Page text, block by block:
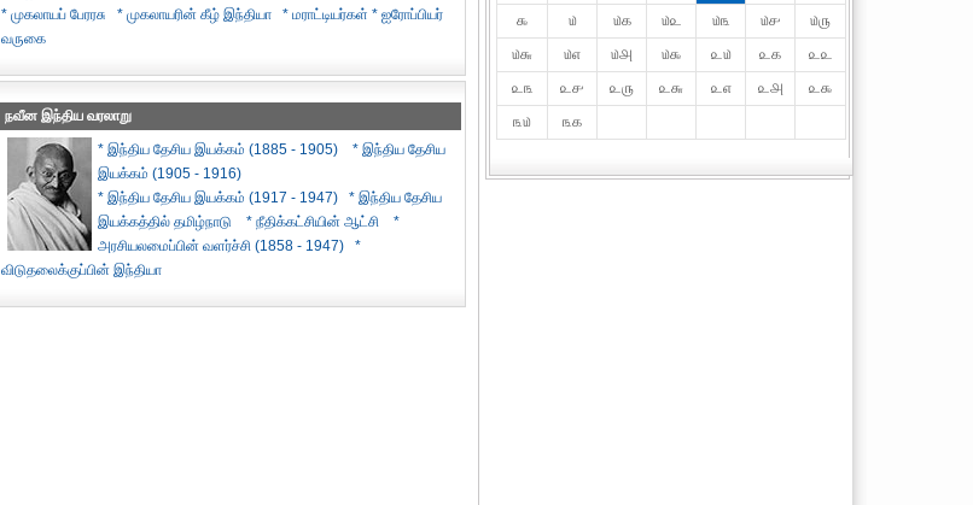
* முகலாயப் பேரரசு
* முகலாயரின் கீழ் இந்தியா * மராட்டியர்கள் * ஐரோப்பியர்
வருகை
நவீன இந்திய வரலாறு
* இந்திய தேசிய இயக்கம் (1885 - 1905)
* இந்திய தேசிய
இயக்கம் (1905 - 1916)
* இந்திய தேசிய இயக்கம் (1917 - 1947)
* இந்திய தேசிய
இயக்கத்தில் தமிழ்நாடு
* நீதிக்கட்சியின் ஆட்சி
*
அரசியலமைப்பின் வளர்ச்சி (1858 - 1947)
*
விடுதலைக்குப்பின் இந்தியா
௯
௰ ௰௧ ௰௨ ௰௩ ௰௪
௰௫
௰௬
௰௭ ௰௮ ௰௯ ௨௰ ௨௧
௨௨
௨௩
௨௪ ௨௫ ௨௬ ௨௭ ௨௮
௨௯
௩௰
௩௧